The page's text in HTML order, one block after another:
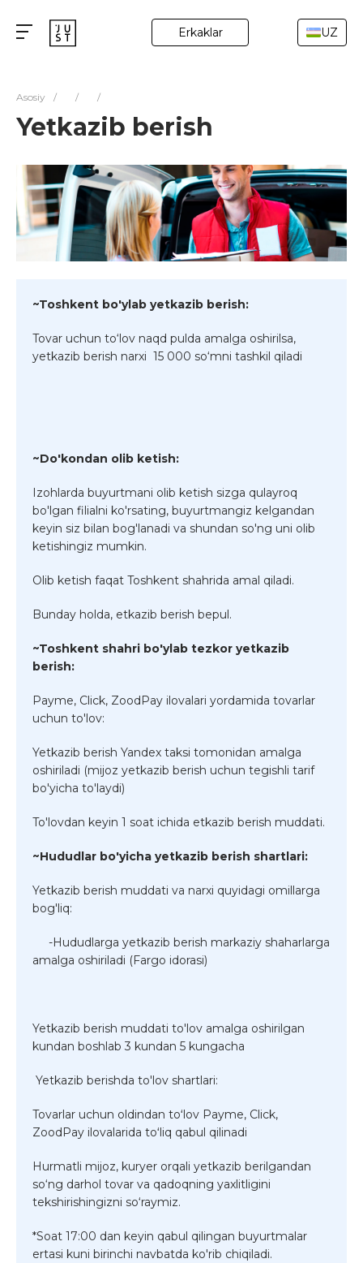
Erkaklar UZ
Asosiy / / /
Yetkazib berish
~Toshkent bo'ylab yetkazib berish:
Tovar uchun to‘lov naqd pulda amalga oshirilsa,
yetkazib berish narxi 15 000 so‘mni tashkil qiladi
~Do'kondan olib ketish:
Izohlarda buyurtmani olib ketish sizga qulayroq
bo'lgan filialni ko'rsating, buyurtmangiz kelgandan
keyin siz bilan bog'lanadi va shundan so'ng uni olib
ketishingiz mumkin.
Olib ketish faqat Toshkent shahrida amal qiladi.
Bunday holda, etkazib berish bepul.
~Toshkent shahri bo'ylab tezkor yetkazib
berish:
Payme, Click, ZoodPay ilovalari yordamida tovarlar
uchun to'lov:
Yetkazib berish Yandex taksi tomonidan amalga
oshiriladi (mijoz yetkazib berish uchun tegishli tarif
bo'yicha to'laydi)
To'lovdan keyin 1 soat ichida etkazib berish muddati.
~Hududlar bo'yicha yetkazib berish shartlari:
Yetkazib berish muddati va narxi quyidagi omillarga
bog'liq:
-Hududlarga yetkazib berish markaziy shaharlarga
amalga oshiriladi (Fargo idorasi)
Yetkazib berish muddati to'lov amalga oshirilgan
kundan boshlab 3 kundan 5 kungacha
Yetkazib berishda to'lov shartlari:
Tovarlar uchun oldindan toʻlov Payme, Click,
ZoodPay ilovalarida toʻliq qabul qilinadi
Hurmatli mijoz, kuryer orqali yetkazib berilgandan
so‘ng darhol tovar va qadoqning yaxlitligini
tekshirishingizni so‘raymiz.
*Soat 17:00 dan keyin qabul qilingan buyurtmalar
ertasi kuni birinchi navbatda ko'rib chiqiladi.